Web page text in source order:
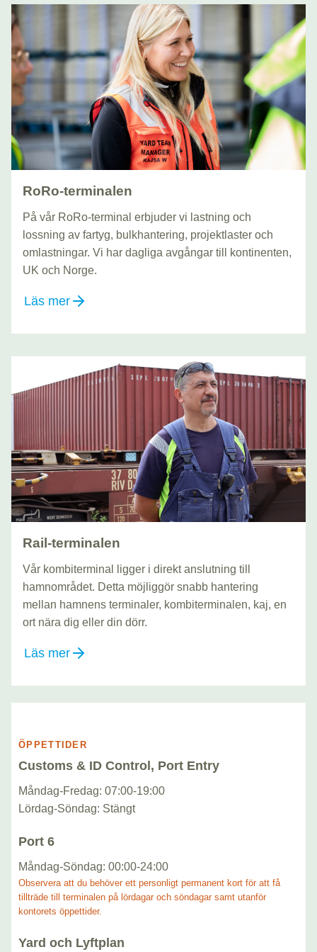
RoRo-terminalen
På vår RoRo-terminal erbjuder vi lastning och
lossning av fartyg, bulkhantering, projektlaster och
omlastningar. Vi har dagliga avgångar till kontinenten,
UK och Norge.
Läs mer
Rail-terminalen
Vår kombiterminal ligger i direkt anslutning till
hamnområdet. Detta möjliggör snabb hantering
mellan hamnens terminaler, kombiterminalen, kaj, en
ort nära dig eller din dörr.
Läs mer
ÖPPETTIDER
Customs & ID Control, Port Entry
Måndag-Fredag: 07:00-19:00
Lördag-Söndag: Stängt
Port 6
Måndag-Söndag: 00:00-24:00
Observera att du behöver ett personligt permanent kort för att få
tillträde till terminalen på lördagar och söndagar samt utanför
kontorets öppettider.
Yard och Lyftplan